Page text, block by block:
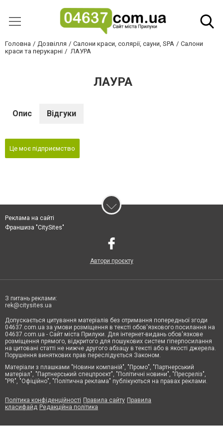
Головна Дозвілля Салони краси, солярії, сауни, SPA
Салони
краси та перукарні
ЛАУРА
ЛАУРА
Опис Відгуки
Це моє підприємство
Реклама на сайті
Франшиза "CitySites"
Автори проєкту
З питань реклами:
rek@citysites.ua
Допускається цитування матеріалів без отримання попередньої згоди
04637.com.ua за умови розміщення в тексті обов'язкового посилання на
04637.com.ua - Сайт міста Прилуки. Для інтернет-видань обов'язкове
розміщення прямого, відкритого для пошукових систем гіперпосилання
на цитовані статті не нижче другого абзацу в тексті або в якості джерела.
Порушення виняткових прав переслідується Законом.
Матеріали з плашками "Новини компаній", "Промо", "Партнерський
матеріал", "Партнерський спецпроєкт", "Політичні новини", "Пресреліз",
"PR", "Офіційно", "Політична реклама" публікуються на правах реклами.
Політика конфіденційності Правила сайту Правила
класифайд Редакційна політика